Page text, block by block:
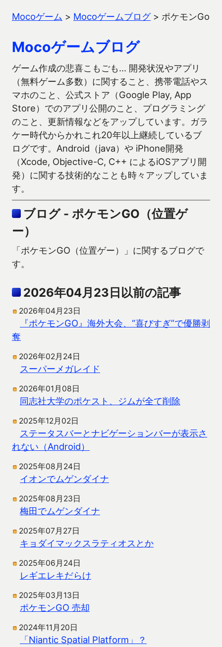
Mocoゲーム > Mocoゲームブログ> ポケモンGo
Mocoゲームブログ
ゲーム作成の悲喜こもごも… 開発状況やアプリ
（無料ゲーム多数）に関すること、携帯電話やス
マホのこと、公式ストア（Google Play, App
Store）でのアプリ公開のこと、プログラミング
のこと、更新情報などをアップしています。ガラ
ケー時代からかれこれ20年以上継続しているブ
ログです。Android（java）や iPhone開発
（Xcode, Objective-C, C++ によるiOSアプリ開
発）に関する技術的なことも時々アップしていま
す。
ブログ - ポケモンGO（位置ゲ
ー）
「ポケモンGO（位置ゲー）」に関するブログで
す。
2026年04月23日以前の記事
2026年04月23日
『ポケモンGO』海外大会、“喜びすぎ”で優勝剥
奪
2026年02月24日
スーパーメガレイド
2026年01月08日
同志社大学のポケスト、ジムが全て削除
2025年12月02日
ステータスバーとナビゲーションバーが表示さ
れない（Android）
2025年08月24日
イオンでムゲンダイナ
2025年08月23日
梅田でムゲンダイナ
2025年07月27日
キョダイマックスラティオスとか
2025年06月24日
レギエレキだらけ
2025年03月13日
ポケモンGO 売却
2024年11月20日
「Niantic Spatial Platform」？